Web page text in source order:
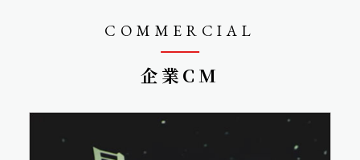
COMMERCIAL
企業CM